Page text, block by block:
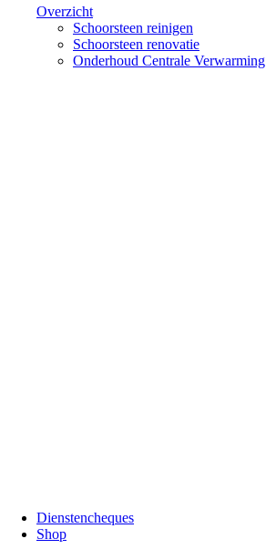
Overzicht
Schoorsteen reinigen
Schoorsteen renovatie
Onderhoud Centrale Verwarming
Dienstencheques
Shop